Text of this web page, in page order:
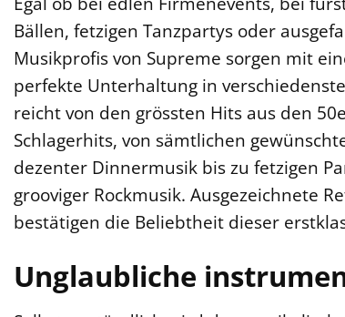
Bällen, fetzigen Tanzpartys oder
Musikprofis von Supreme sorgen mit
perfekte Unterhaltung in
reicht von den grössten Hits aus den
Schlagerhits, von sämtlichen
dezenter Dinnermusik bis zu fetzigen
grooviger Rockmusik. Ausgezeichnete
bestätigen die Beliebtheit dieser
Unglaubliche